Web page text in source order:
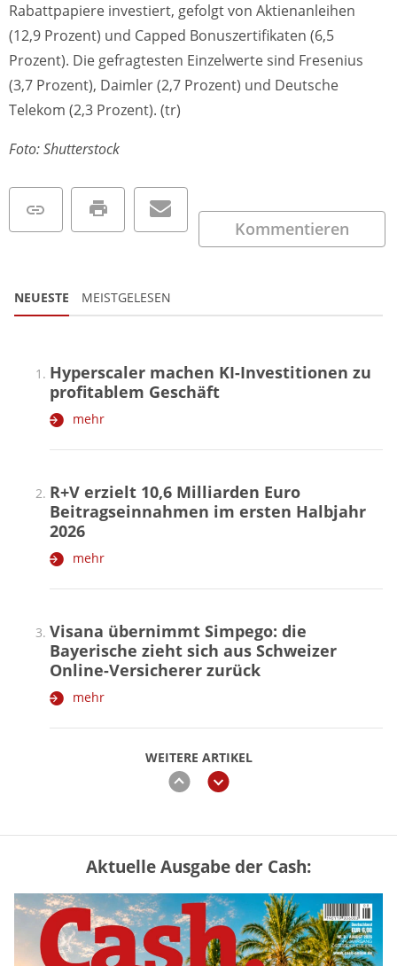
Rabattpapiere investiert, gefolgt von Aktienanleihen
(12,9 Prozent) und Capped Bonuszertifikaten (6,5
Prozent). Die gefragtesten Einzelwerte sind Fresenius
(3,7 Prozent), Daimler (2,7 Prozent) und Deutsche
Telekom (2,3 Prozent). (tr)
Foto: Shutterstock
Kommentieren
NEUESTE MEISTGELESEN
WEITERE ARTIKEL
zurückweiter
Hyperscaler machen KI-Investitionen zu
profitablem Geschäft
mehr
R+V erzielt 10,6 Milliarden Euro
Beitragseinnahmen im ersten Halbjahr
2026
mehr
Visana übernimmt Simpego: die
Bayerische zieht sich aus Schweizer
Online-Versicherer zurück
mehr
Mütterrente III Tabelle: So viel Renten-
Nachzahlung ist pro Kind möglich
mehr
Aktuelle Ausgabe der Cash: